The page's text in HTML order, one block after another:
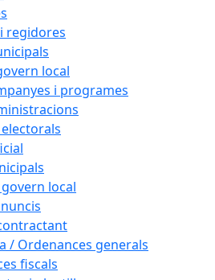
regidores
local
i programes
local
/ Ordenances generals
fiscals